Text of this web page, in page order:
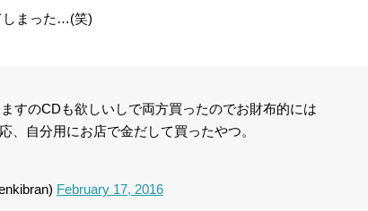
しまった…(笑)
すのCDも欲しいしで両方買ったのでお財布的には
、自分用にお店で金だして買ったやつ。
February 17, 2016